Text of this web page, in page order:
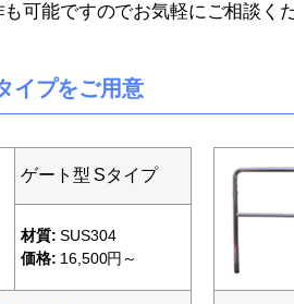
可能ですのでお気軽にご相談く
イプをご用意
ゲート型 Sタイプ
材質: SUS304
価格: 16,500円～